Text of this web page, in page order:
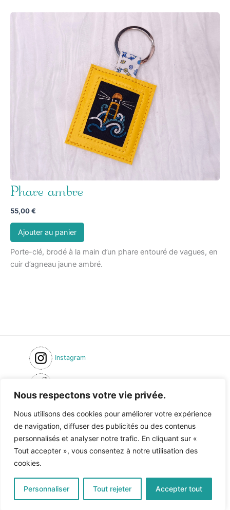
Nous respectons votre vie privée.
Nous utilisons des cookies pour améliorer votre expérience
de navigation, diffuser des publicités ou des contenus
personnalisés et analyser notre trafic. En cliquant sur «
Tout accepter », vous consentez à notre utilisation des
cookies.
Personnaliser Tout rejeter Accepter tout
Phare ambre
55,00€
Ajouter au panier
Porte-clé, brodé à la main d’un phare entouré de vagues, en
cuir d’agneau jaune ambré.
Instagram
Formulaire de contact
Condition générales de ventes
Politique de confidentialité
Copyright © 2026 | Au fil du Scorff